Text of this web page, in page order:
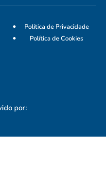
Política de Privacidade
Política de Cookies
por: